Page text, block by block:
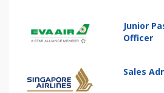
Junior
Officer
Sales